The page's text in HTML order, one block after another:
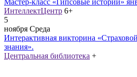
Мастер-класс «Гипсовые истории»
ИнтеллектЦентр 6+
5
ноября Среда
Интерактивная викторина
знания».
Центральная библиотека +